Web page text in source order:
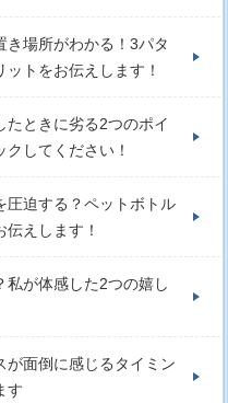
き場所がわかる！3パタ
トをお伝えします！
たときに劣る2つのポイ
してください！
圧迫する？ペットボトル
えします！
私が体感した2つの嬉し
が面倒に感じるタイミン
す